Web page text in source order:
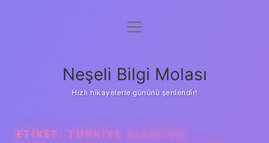
Anasayfa
Yasal Uyarı
menüyü
Neşeli Bilgi Molası
Hızlı hikayelerle gününü şenlendir!
ETIKET: TÜRKIYE ELEKTRIK